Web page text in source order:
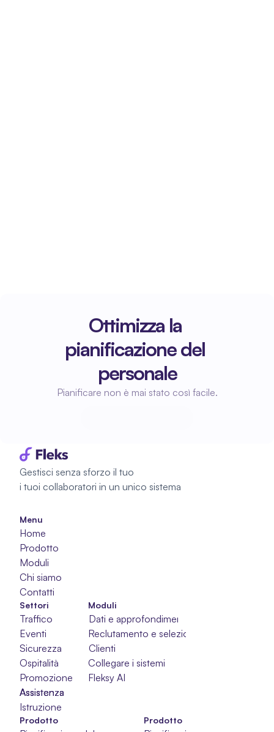
Ottimizza la
pianificazione del
personale
Pianificare non è mai stato così facile.
Gestisci senza sforzo il tuo
i tuoi collaboratori in un unico sistema
Menu
Home
Prodotto
Moduli
Chi siamo
Contatti
Moduli
Dati e approfondimenti
Reclutamento e selezione
Clienti
Collegare i sistemi
Fleksy AI
Settori
Traffico
Eventi
Sicurezza
Ospitalità
Promozione
Assistenza
Assistenza
Assistenza
Istruzione
Prodotto Prodotto